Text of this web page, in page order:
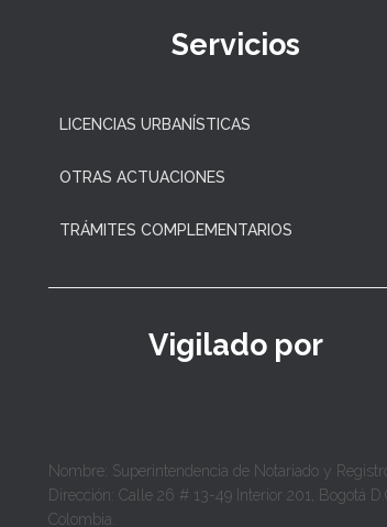
Servicios
LICENCIAS URBANÍSTICAS
OTRAS ACTUACIONES
TRÁMITES COMPLEMENTARIOS
Vigilado por
Nombre: Superintendencia de Notariado y
Dirección: Calle 26 # 13-49 Interior 201, Bogotá
Colombia.